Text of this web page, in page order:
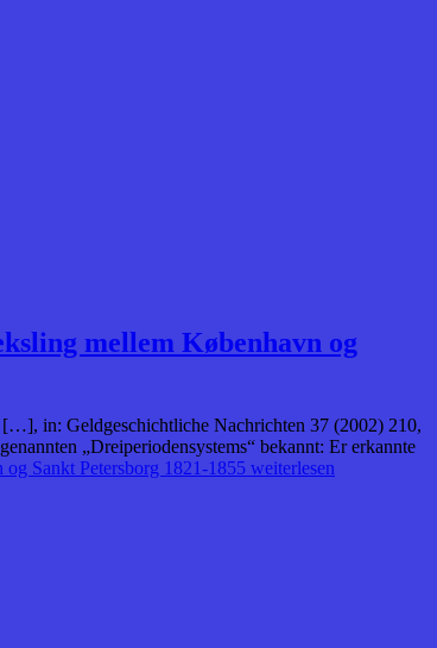
mellem København og
[…], in: Geldgeschichtliche Nachrichten 37 (2002) 210,
„Dreiperiodensystems“ bekannt: Er erkannte
Sankt Petersborg 1821-1855 weiterlesen